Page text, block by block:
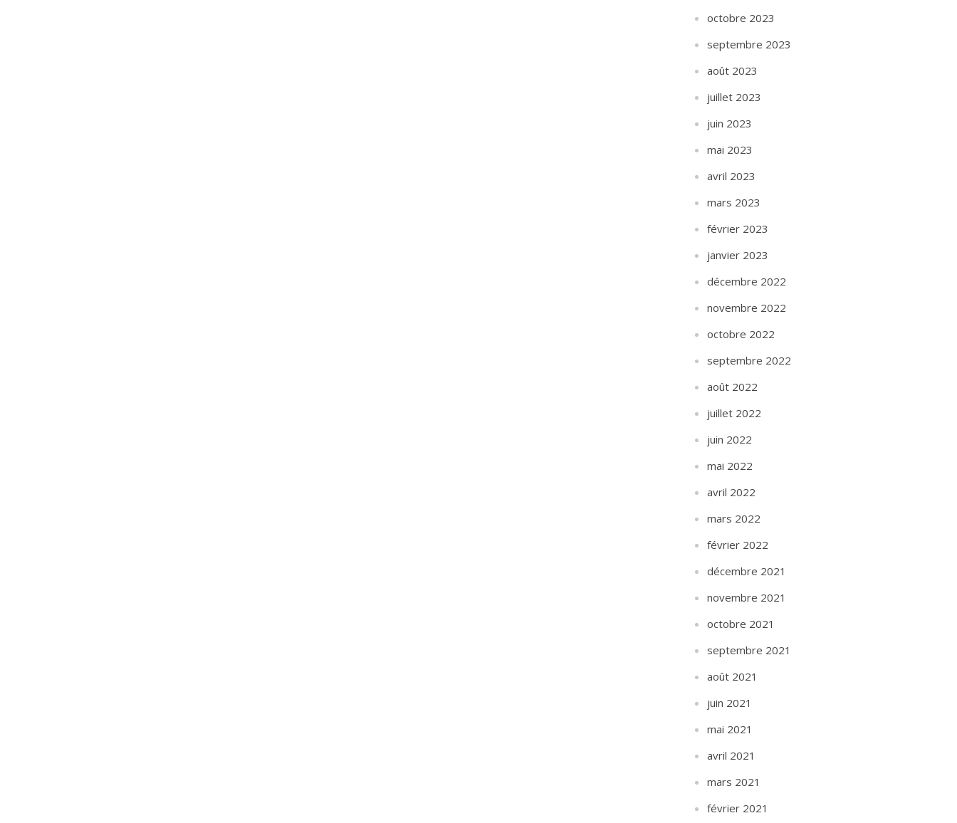
octobre 2023
septembre 2023
août 2023
juillet 2023
juin 2023
mai 2023
avril 2023
mars 2023
février 2023
janvier 2023
décembre 2022
novembre 2022
octobre 2022
septembre 2022
août 2022
juillet 2022
juin 2022
mai 2022
avril 2022
mars 2022
février 2022
décembre 2021
novembre 2021
octobre 2021
septembre 2021
août 2021
juin 2021
mai 2021
avril 2021
mars 2021
février 2021